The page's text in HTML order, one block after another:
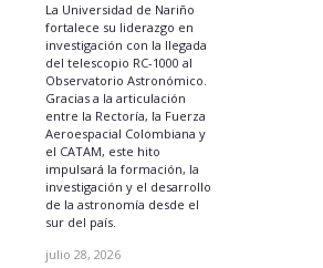
La Universidad de Nariño
fortalece su liderazgo en
investigación con la llegada
del telescopio RC-1000 al
Observatorio Astronómico.
Gracias a la articulación
entre la Rectoría, la Fuerza
Aeroespacial Colombiana y
el CATAM, este hito
impulsará la formación, la
investigación y el desarrollo
de la astronomía desde el
sur del país.
julio 28, 2026